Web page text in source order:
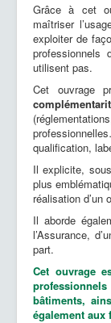
Grâce à cet
maîtriser
exploiter de
utilisent pas.
Cet ouvrage
qualification,
Il explicite,
plus
réalisation d’un
Il aborde
l’Assurance,
part.
Cet ouvrage
bâtiments,
également